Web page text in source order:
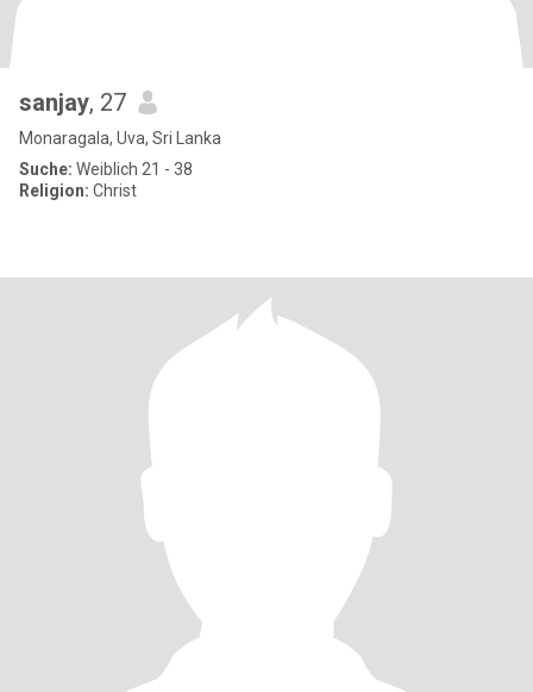
sanjay, 27
Monaragala, Uva, Sri Lanka
Suche: Weiblich 21 - 38
Religion: Christ